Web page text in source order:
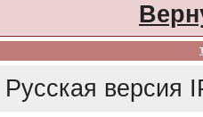
Русская версия